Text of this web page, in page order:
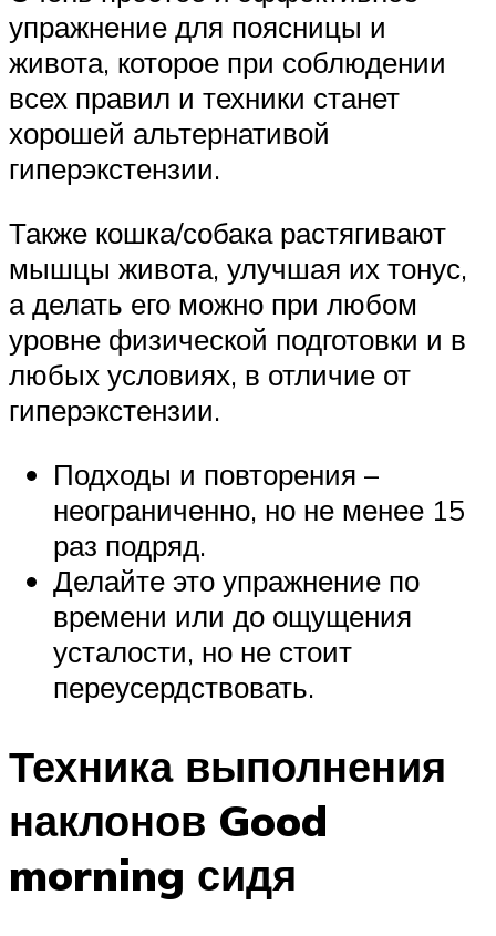
упражнение для поясницы и
живота, которое при соблюдении
всех правил и техники станет
хорошей альтернативой
гиперэкстензии.
Также кошка/собака растягивают
мышцы живота, улучшая их тонус,
а делать его можно при любом
уровне физической подготовки и в
любых условиях, в отличие от
гиперэкстензии.
Подходы и повторения –
неограниченно, но не менее 15
раз подряд.
Делайте это упражнение по
времени или до ощущения
усталости, но не стоит
переусердствовать.
Техника выполнения
наклонов Good
morning сидя